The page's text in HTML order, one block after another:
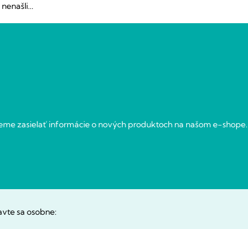
nenašli...
zasielať informácie o nových produktoch na našom e-shope.
sa osobne: